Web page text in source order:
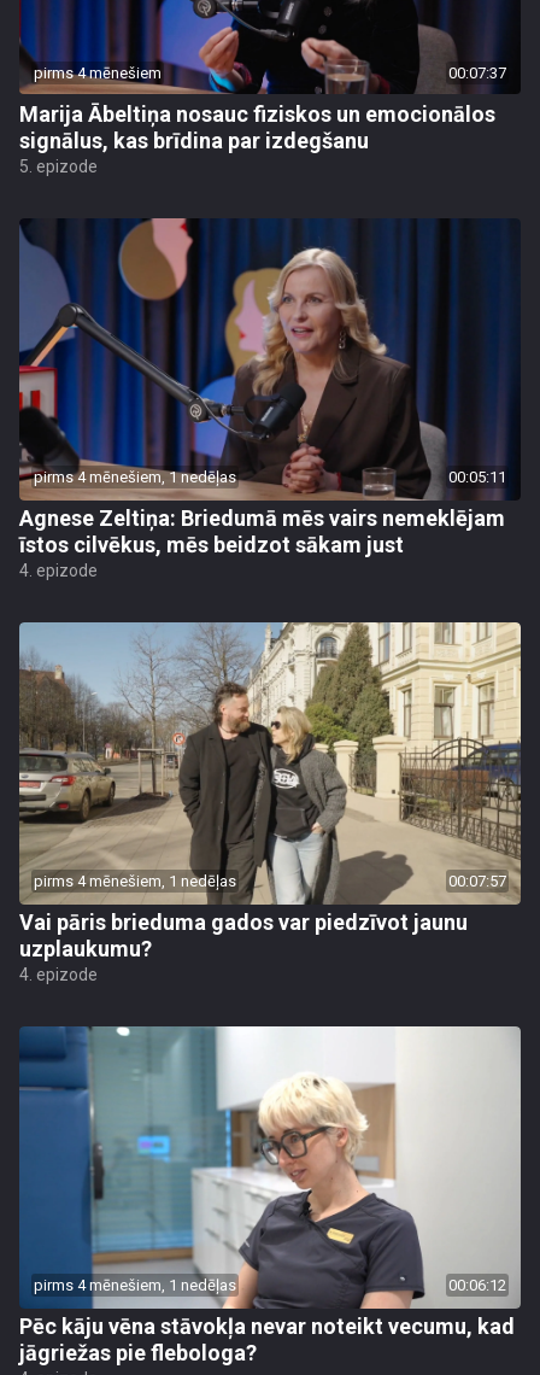
pirms 4 mēnešiem 00:07:37
Marija Ābeltiņa nosauc fiziskos un emocionālos
signālus, kas brīdina par izdegšanu
5. epizode
pirms 4 mēnešiem, 1 nedēļas 00:05:11
Agnese Zeltiņa: Briedumā mēs vairs nemeklējam
īstos cilvēkus, mēs beidzot sākam just
4. epizode
pirms 4 mēnešiem, 1 nedēļas 00:07:57
Vai pāris brieduma gados var piedzīvot jaunu
uzplaukumu?
4. epizode
pirms 4 mēnešiem, 1 nedēļas 00:06:12
Pēc kāju vēna stāvokļa nevar noteikt vecumu, kad
jāgriežas pie flebologa?